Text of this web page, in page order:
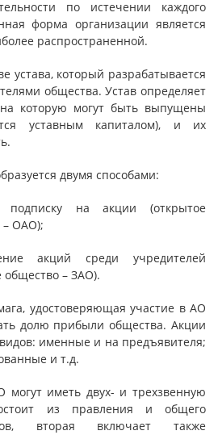
по истечении каждого
форма организации является
распространенной.
устава, который разрабатывается
общества. Устав определяет
которую могут быть выпущены
уставным капиталом), и их
двумя способами:
на акции (открытое
– ОАО);
акций среди учредителей
общество – ЗАО).
удостоверяющая участие в АО
долю прибыли общества. Акции
именные и на предъявителя;
и т.д.
иметь двух- и трехзвенную
из правления и общего
вторая включает также